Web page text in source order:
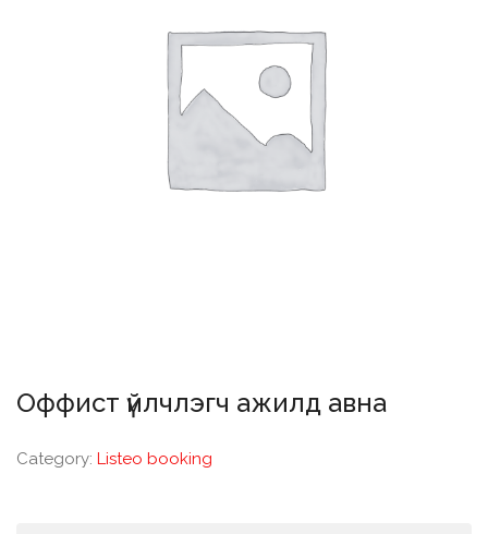
Оффист үйлчлэгч ажилд авна
Category: Listeo booking